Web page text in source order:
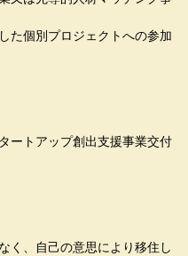
個別プロジェクトへの参加
トアップ創出支援事業交付
、自己の意思により移住し